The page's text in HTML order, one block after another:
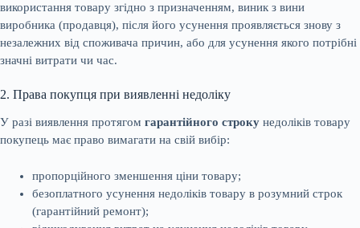
використання товару згідно з призначенням, виник з вини
виробника (продавця), після його усунення проявляється знову з
незалежних від споживача причин, або для усунення якого потрібні
значні витрати чи час.
2. Права покупця при виявленні недоліку
У разі виявлення протягом гарантійного строку недоліків товару
покупець має право вимагати на свій вибір:
пропорційного зменшення ціни товару;
безоплатного усунення недоліків товару в розумний строк
(гарантійний ремонт);